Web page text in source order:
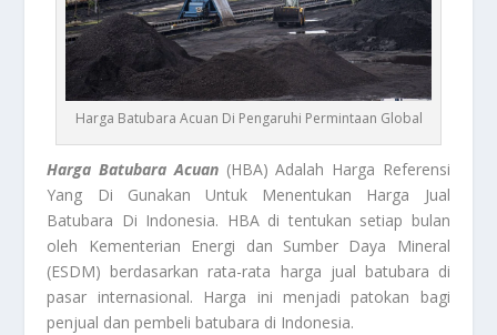
Harga Batubara Acuan Di Pengaruhi Permintaan Global
Harga Batubara Acuan(HBA) Adalah Harga Referensi
Yang Di Gunakan Untuk Menentukan Harga Jual
Batubara Di Indonesia. HBA di tentukan setiap bulan
oleh Kementerian Energi dan Sumber Daya Mineral
(ESDM) berdasarkan rata-rata harga jual batubara di
pasar internasional. Harga ini menjadi patokan bagi
penjual dan pembeli batubara di Indonesia.